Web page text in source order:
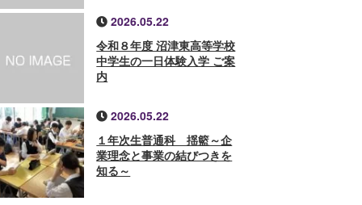
2026.05.22
令和８年度 沼津東高等学校
中学生の一日体験入学 ご案
内
2026.05.22
１年次生普通科 揺籃～企
業理念と事業の結びつきを
知る～